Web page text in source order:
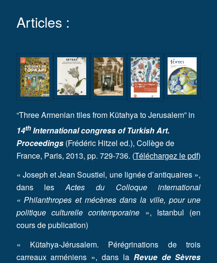
Articles :
“Three Armenian tiles from Kütahya to Jerusalem” in
14thInternational congress of Turkish Art.
Proceedings (Frédéric Hitzel ed.), Collège de
France, Paris, 2013, pp. 729-736. (Téléchargez le pdf)
« Joseph et Jean Soustiel, une lignée d’antiquaires »,
dans lesActes du Colloque international
« Philanthropes et mécènes dans la ville, pour une
politique culturelle contemporaine », Istanbul (en
cours de publication)
« Kütahya-Jérusalem. Pérégrinations de trois
carreaux arméniens », dans la Revue de Sèvres